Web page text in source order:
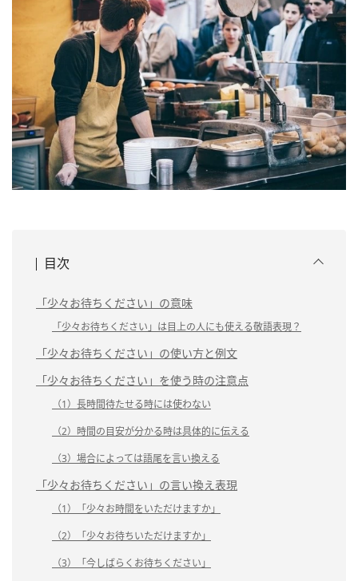
目次
「少々お待ちください」の意味
「少々お待ちください」は目上の人にも使える敬語表現？
「少々お待ちください」の使い方と例文
「少々お待ちください」を使う時の注意点
（1）長時間待たせる時には使わない
（2）時間の目安が分かる時は具体的に伝える
（3）場合によっては語尾を言い換える
「少々お待ちください」の言い換え表現
（1）「少々お時間をいただけますか」
（2）「少々お待ちいただけますか」
（3）「今しばらくお待ちください」